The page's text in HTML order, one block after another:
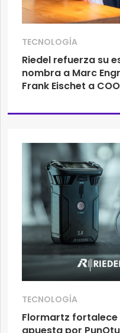
TECNOLOGÍA
Riedel refuerza su
nombra a Marc
Frank Eischet a
TECNOLOGÍA
Flormartz fortalece